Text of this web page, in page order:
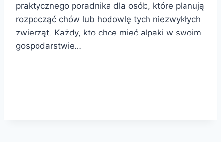
praktycznego poradnika dla osób, które planują
rozpocząć chów lub hodowlę tych niezwykłych
zwierząt. Każdy, kto chce mieć alpaki w swoim
gospodarstwie…